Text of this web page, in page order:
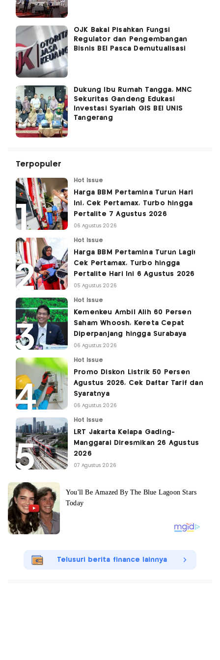
OJK Bakal Pisahkan Fungsi
Regulator dan Pengembangan
Bisnis BEI Pasca Demutualisasi
Dukung Ibu Rumah Tangga, MNC
Sekuritas Gandeng Edukasi
Investasi Syariah GIS BEI UNIS
Tangerang
Terpopuler
Hot Issue
Harga BBM Pertamina Turun Hari
Ini, Cek Pertamax, Turbo hingga
Pertalite 7 Agustus 2026
06 Agustus 2026
Hot Issue
Harga BBM Pertamina Turun Lagi!
Cek Pertamax, Turbo hingga
Pertalite Hari Ini 6 Agustus 2026
05 Agustus 2026
Hot Issue
Kemenkeu Ambil Alih 60 Persen
Saham Whoosh, Kereta Cepat
Diperpanjang hingga Surabaya
06 Agustus 2026
Hot Issue
Promo Diskon Listrik 50 Persen
Agustus 2026, Cek Daftar Tarif dan
Syaratnya
06 Agustus 2026
Hot Issue
LRT Jakarta Kelapa Gading-
Manggarai Diresmikan 26 Agustus
2026
07 Agustus 2026
Telusuri berita finance lainnya